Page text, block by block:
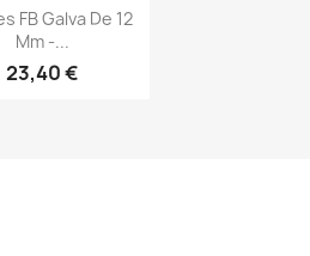
rapide
FB Galva De 12
Mm -...
23,40 €